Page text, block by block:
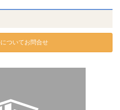
ついてお問合せ